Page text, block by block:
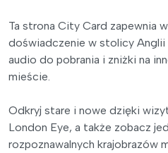
Ta strona City Card zapewnia
doświadczenie w stolicy
audio do pobrania i zniżki na
mieście.
Odkryj stare i nowe dzięki
London Eye, a także zobacz
rozpoznawalnych krajobrazów